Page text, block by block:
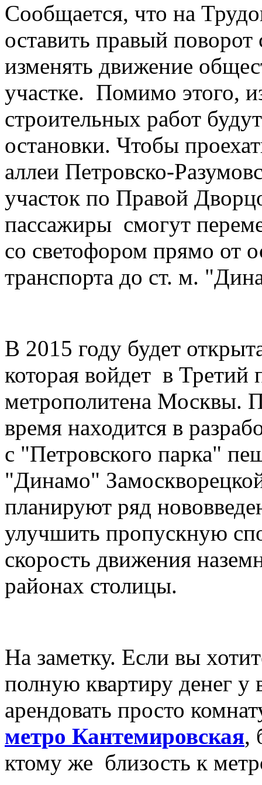
Сообщается, что на
оставить правый
изменять движение
участке. Помимо этого,
строительных работ
остановки. Чтобы
аллеи Петровско-
участок по Правой
пассажиры смогут
со светофором прямо от
транспорта до ст. м.
В 2015 году будет
которая войдет в Третий
метрополитена Москвы.
время находится в
с "Петровского парка"
"Динамо"
планируют ряд
улучшить пропускную
скорость движения
районах столицы.
На заметку. Если вы
полную квартиру денег у
арендовать просто
метро Кантемировская,
ктому же близость к